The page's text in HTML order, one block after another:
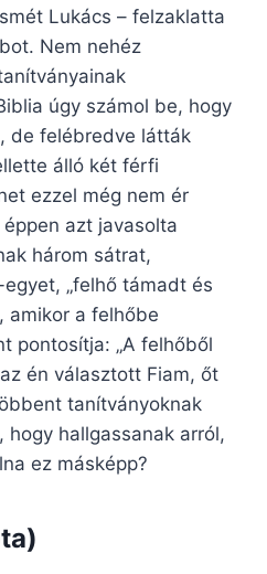
Lukács – felzaklatta
Nem nehéz
úgy számol be, hogy
de felébredve látták
álló két férfi
ezzel még nem ér
azt javasolta
három sátrat,
„felhő támadt és
amikor a felhőbe
pontosítja: „A felhőből
én választott Fiam, őt
tanítványoknak
hogy hallgassanak arról,
ez másképp?